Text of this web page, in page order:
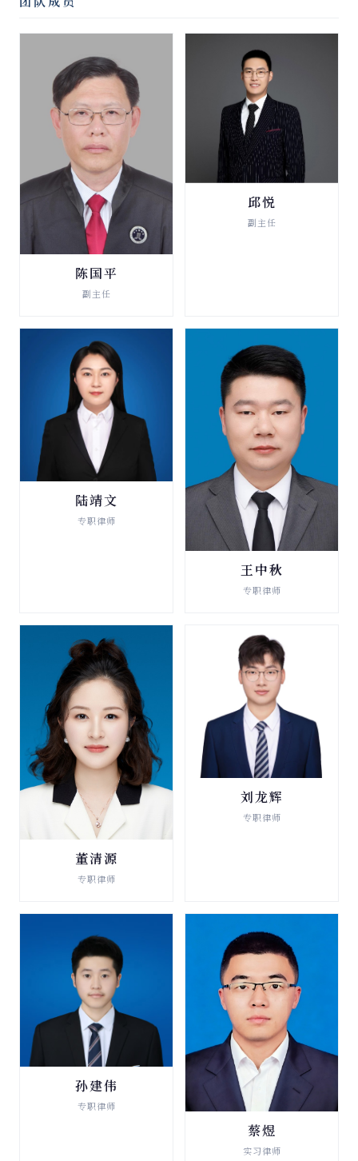
破产清算与重整
陈国平
副主任
破产清算与重整
邱悦
副主任
破产清算与重整
陆靖文
专职律师
破产清算与重整
王中秋
专职律师
破产清算与重整
董清源
专职律师
破产清算与重整
刘龙辉
专职律师
破产清算与重整
孙建伟
专职律师
破产清算与重整
蔡煜
实习律师